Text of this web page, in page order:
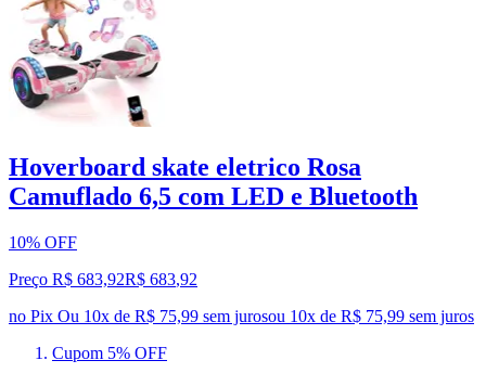
Hoverboard skate eletrico Rosa
Camuflado 6,5 com LED e Bluetooth
10% OFF
Preço R$ 683,92R$ 683,92
no Pix Ou 10x de R$ 75,99 sem jurosou 10x de R$ 75,99 sem juros
Cupom 5% OFF